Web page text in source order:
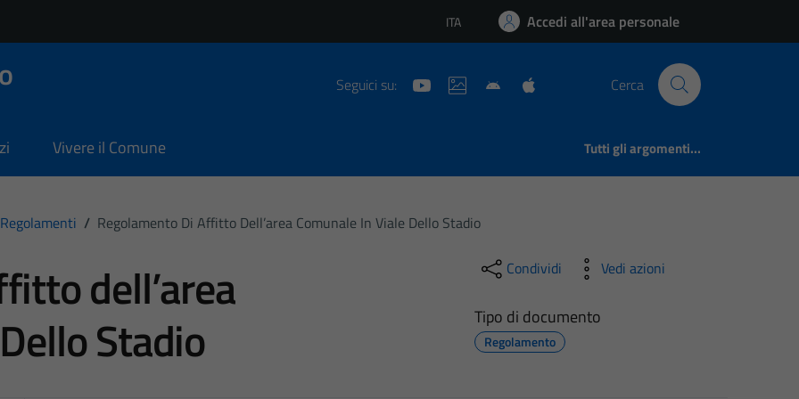
Lingua attiva:
ITA Accedi all'area personale
Seguici su: Cerca
Vivere il Comune Tutti gli argomenti...
Regolamenti / Regolamento Di Affitto Dell’area Comunale In Viale Dello Stadio
dell’area
Stadio
Condividi Vedi azioni
Tipo di documento
Regolamento